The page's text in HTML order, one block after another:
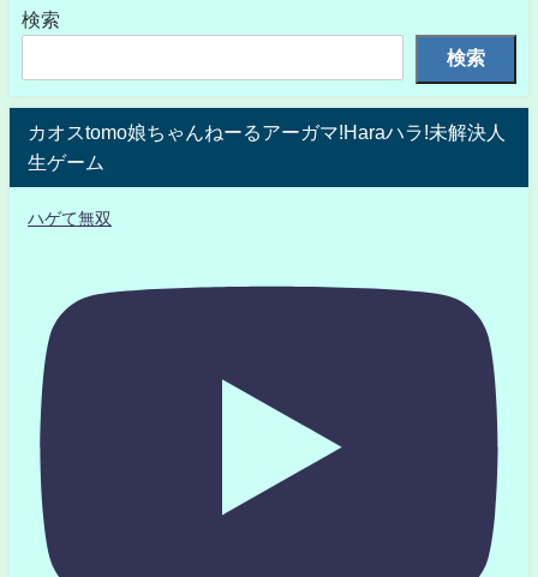
検索
検索
カオスtomo娘ちゃんねーるアーガマ!Haraハラ!未解決人
生ゲーム
ハゲて無双